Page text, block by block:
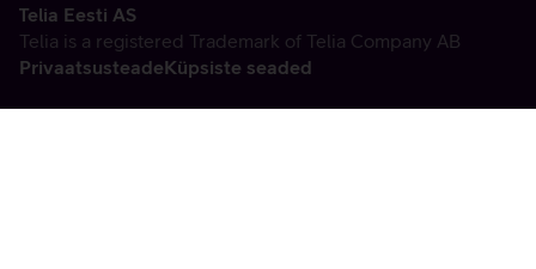
Telia Eesti AS
Telia is a registered Trademark of Telia Company AB
PrivaatsusteadeKüpsiste seaded